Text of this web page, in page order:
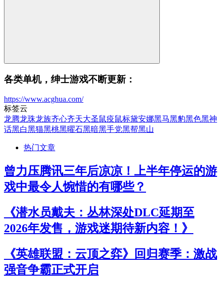
各类单机，绅士游戏不断更新：
https://www.acghua.com/
标签云
龙腾龙珠龙族齐心齐天大圣鼠疫鼠标黛安娜黑马黑豹黑色黑神
话黑白黑猫黑桃黑曜石黑暗黑手党黑帮黑山
热门文章
曾力压腾讯三年后凉凉！上半年停运的游
戏中最令人惋惜的有哪些？
《潜水员戴夫：丛林深处DLC延期至
2026年发售，游戏迷期待新内容！》
《英雄联盟：云顶之弈》回归赛季：激战
强音争霸正式开启